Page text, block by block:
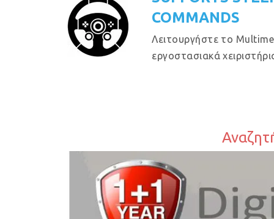
COMMANDS
Λειτουργήστε το
εργοστασιακά